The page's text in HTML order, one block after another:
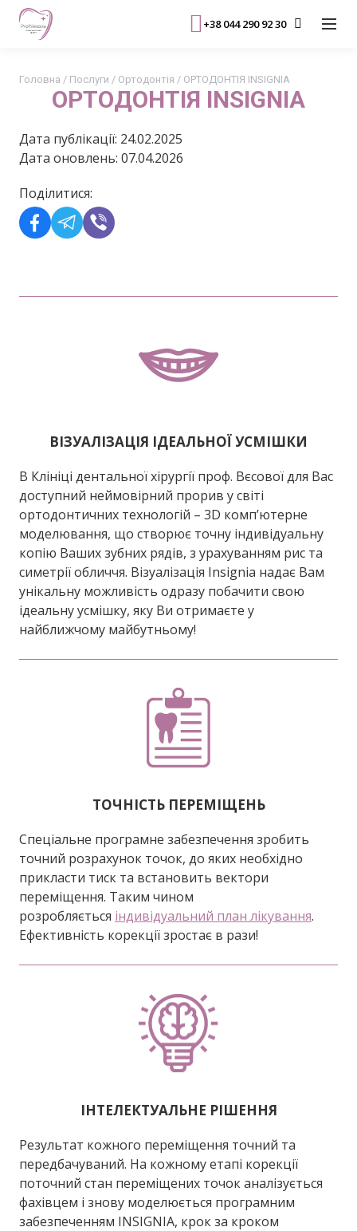
+38 044 290 92 30
ОРТОДОНТІЯ INSIGNIA
Головна / Послуги / Ортодонтія / ОРТОДОНТІЯ INSIGNIA
Дата публікації: 24.02.2025
Дата оновлень: 07.04.2026
Поділитися:
ВІЗУАЛІЗАЦІЯ ІДЕАЛЬНОЇ УСМІШКИ
В Клініці дентальної хірургії проф. Вєсової для Вас
доступний неймовірний прорив у світі
ортодонтичних технологій – 3D комп’ютерне
моделювання, що створює точну індивідуальну
копію Ваших зубних рядів, з урахуванням рис та
симетрії обличчя. Візуалізація Insignia надає Вам
унікальну можливість одразу побачити свою
ідеальну усмішку, яку Ви отримаєте у
найближчому майбутньому!
ТОЧНІСТЬ ПЕРЕМІЩЕНЬ
Спеціальне програмне забезпечення зробить
точний розрахунок точок, до яких необхідно
прикласти тиск та встановить вектори
переміщення. Таким чином
розробляється індивідуальний план лікування.
Ефективність корекції зростає в рази!
ІНТЕЛЕКТУАЛЬНЕ РІШЕННЯ
Результат кожного переміщення точний та
передбачуваний. На кожному етапі корекції
поточний стан переміщених точок аналізується
фахівцем і знову моделюється програмним
забезпеченням INSIGNIA, крок за кроком